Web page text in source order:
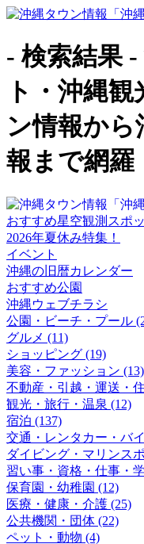
- 検索結果
ト・沖縄
ン情報から
報まで網羅
おすすめ星空観測スポ
2026年夏休み特集！
イベント
沖縄の旧暦カレンダー
おすすめ公園
沖縄ウェブチラシ
公園・ビーチ・プール
グルメ (11)
ショッピング (19)
美容・ファッション (13)
不動産・引越・運送・
観光・旅行・温泉 (12)
宿泊 (137)
交通・レンタカー・バ
ダイビング・マリンス
習い事・資格・仕事・
保育園・幼稚園 (12)
医療・健康・介護 (25)
公共機関・団体 (22)
ペット・動物 (4)